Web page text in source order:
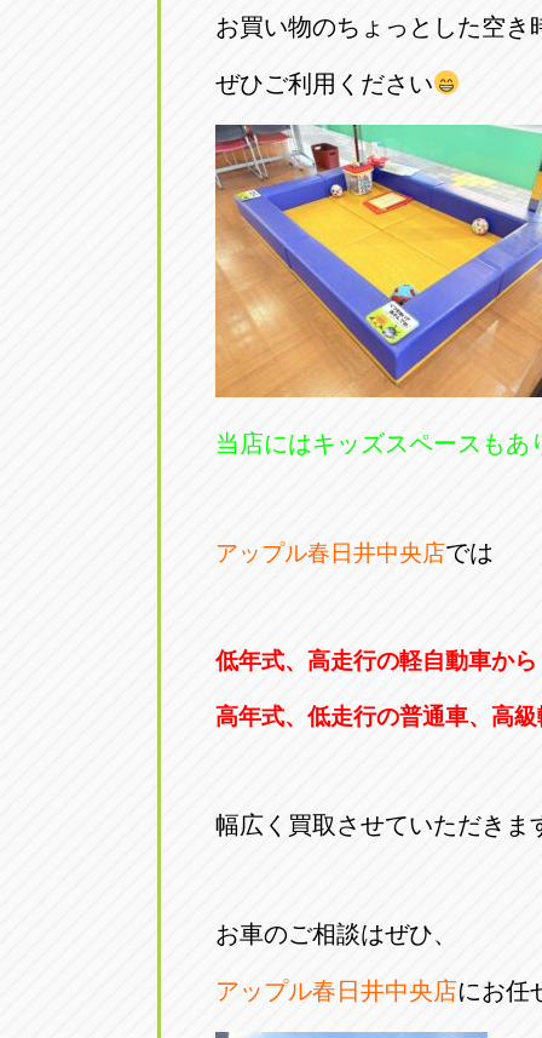
お買い物のちょっとした空き
ぜひご利用ください
当店にはキッズスペースもあ
アップル春日井中央店では
低年式、高走行の軽自動車から
高年式、低走行の普通車、高
幅広く買取させていただきま
お車のご相談はぜひ、
アップル春日井中央店にお任